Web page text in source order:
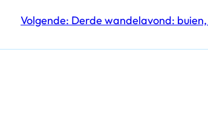
Volgende: Derde wandelavond: